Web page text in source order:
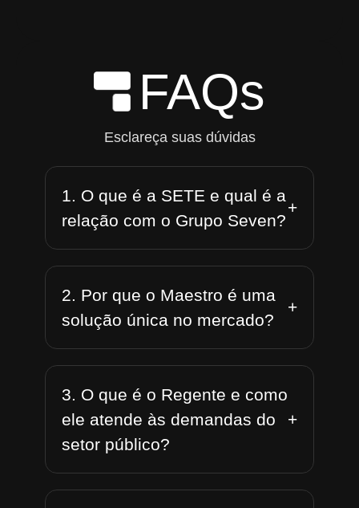
FAQs
Esclareça suas dúvidas
1. O que é a SETE e qual é a
relação com o Grupo Seven?
+
2. Por que o Maestro é uma
solução única no mercado?
+
3. O que é o Regente e como
ele atende às demandas do
setor público?
+